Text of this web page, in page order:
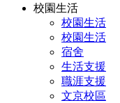
校園生活
校園生活
校園生活
宿舍
生活支援
職涯支援
文京校區